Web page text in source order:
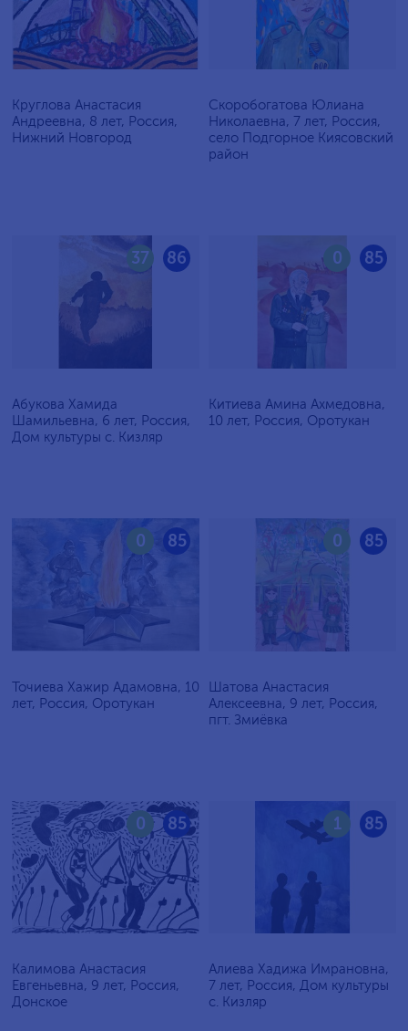
Круглова Анастасия
Андреевна, 8 лет, Россия,
Нижний Новгород
Скоробогатова Юлиана
Николаевна, 7 лет, Россия,
село Подгорное Киясовский
район
86
37
Абукова Хамида
Шамильевна, 6 лет, Россия,
Дом культуры с. Кизляр
85
0
Китиева Амина Ахмедовна,
10 лет, Россия, Оротукан
85
0
Точиева Хажир Адамовна, 10
лет, Россия, Оротукан
85
0
Шатова Анастасия
Алексеевна, 9 лет, Россия,
пгт. Змиёвка
85
0
Калимова Анастасия
Евгеньевна, 9 лет, Россия,
Донское
85
1
Алиева Хадижа Имрановна,
7 лет, Россия, Дом культуры
с. Кизляр